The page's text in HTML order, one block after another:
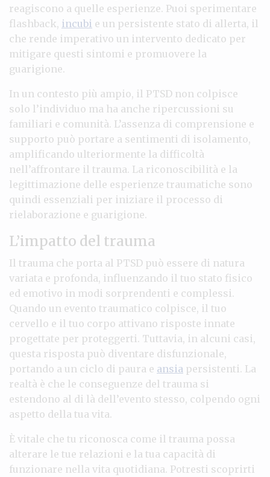
reagiscono a quelle esperienze. Puoi sperimentare
flashback, incubi e un persistente stato di allerta, il
che rende imperativo un intervento dedicato per
mitigare questi sintomi e promuovere la
guarigione.
In un contesto più ampio, il PTSD non colpisce
solo l’individuo ma ha anche ripercussioni su
familiari e comunità. L’assenza di comprensione e
supporto può portare a sentimenti di isolamento,
amplificando ulteriormente la difficoltà
nell’affrontare il trauma. La riconoscibilità e la
legittimazione delle esperienze traumatiche sono
quindi essenziali per iniziare il processo di
rielaborazione e guarigione.
L’impatto del trauma
Il trauma che porta al PTSD può essere di natura
variata e profonda, influenzando il tuo stato fisico
ed emotivo in modi sorprendenti e complessi.
Quando un evento traumatico colpisce, il tuo
cervello e il tuo corpo attivano risposte innate
progettate per proteggerti. Tuttavia, in alcuni casi,
questa risposta può diventare disfunzionale,
portando a un ciclo di paura e ansia persistenti. La
realtà è che le conseguenze del trauma si
estendono al di là dell’evento stesso, colpendo ogni
aspetto della tua vita.
È vitale che tu riconosca come il trauma possa
alterare le tue relazioni e la tua capacità di
funzionare nella vita quotidiana. Potresti scoprirti